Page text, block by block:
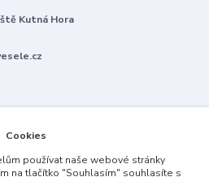
Kutná Hora
Cookies
používat naše webové stránky
na tlačítko "Souhlasím" souhlasíte s